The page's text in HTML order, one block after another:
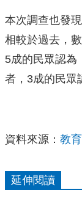
本次調查也發
相較於過去，
5成的民眾認為
者，3成的民眾
資料來源： 教
延伸閱讀